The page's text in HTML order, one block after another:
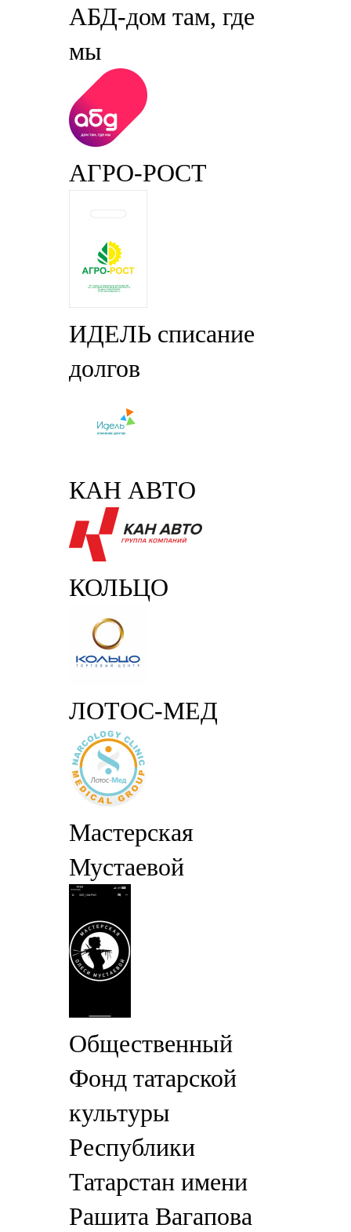
АБД-дом там, где
мы
АГРО-РОСТ
ИДЕЛЬ списание
долгов
КАН АВТО
КОЛЬЦО
ЛОТОС-МЕД
Мастерская
Мустаевой
Общественный
Фонд татарской
культуры
Республики
Татарстан имени
Рашита Вагапова